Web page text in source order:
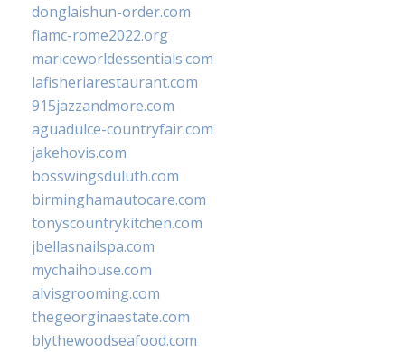
donglaishun-order.com
fiamc-rome2022.org
mariceworldessentials.com
lafisheriarestaurant.com
915jazzandmore.com
aguadulce-countryfair.com
jakehovis.com
bosswingsduluth.com
birminghamautocare.com
tonyscountrykitchen.com
jbellasnailspa.com
mychaihouse.com
alvisgrooming.com
thegeorginaestate.com
blythewoodseafood.com